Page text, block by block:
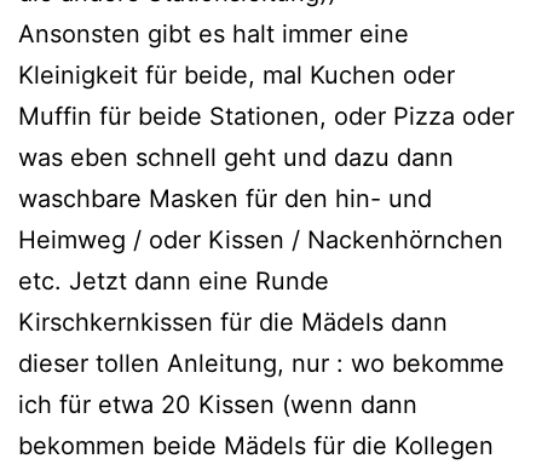
Ansonsten gibt es halt immer eine
Kleinigkeit für beide, mal Kuchen oder
Muffin für beide Stationen, oder Pizza oder
was eben schnell geht und dazu dann
waschbare Masken für den hin- und
Heimweg / oder Kissen / Nackenhörnchen
etc. Jetzt dann eine Runde
Kirschkernkissen für die Mädels dann
dieser tollen Anleitung, nur : wo bekomme
ich für etwa 20 Kissen (wenn dann
bekommen beide Mädels für die Kollegen